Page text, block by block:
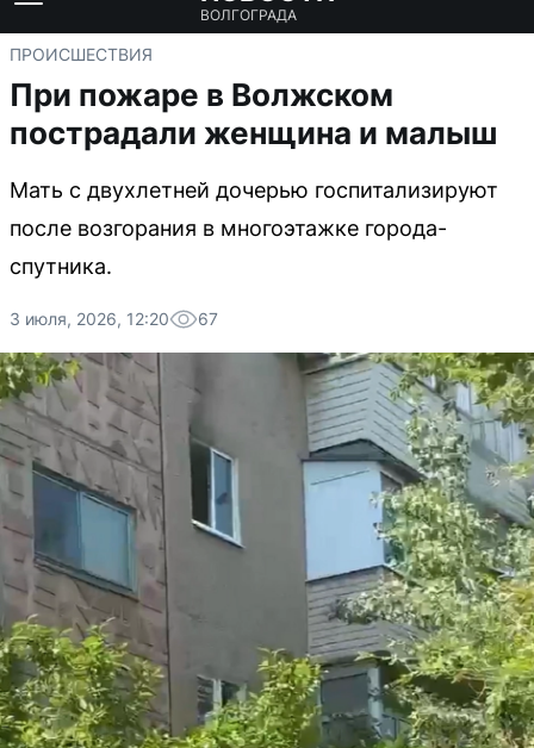
ВОЛГОГРАДА
ПРОИСШЕСТВИЯ
При пожаре в Волжском
пострадали женщина и малыш
Мать с двухлетней дочерью госпитализируют
после возгорания в многоэтажке города-
спутника.
3 июля, 2026, 12:20 67